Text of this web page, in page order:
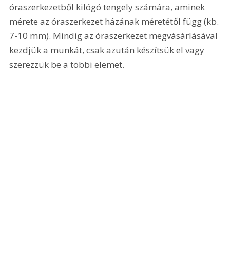
óraszerkezetből kilógó tengely számára, aminek
mérete az óraszerkezet házának méretétől függ (kb.
7-10 mm). Mindig az óraszerkezet megvásárlásával
kezdjük a munkát, csak azután készítsük el vagy
szerezzük be a többi elemet.